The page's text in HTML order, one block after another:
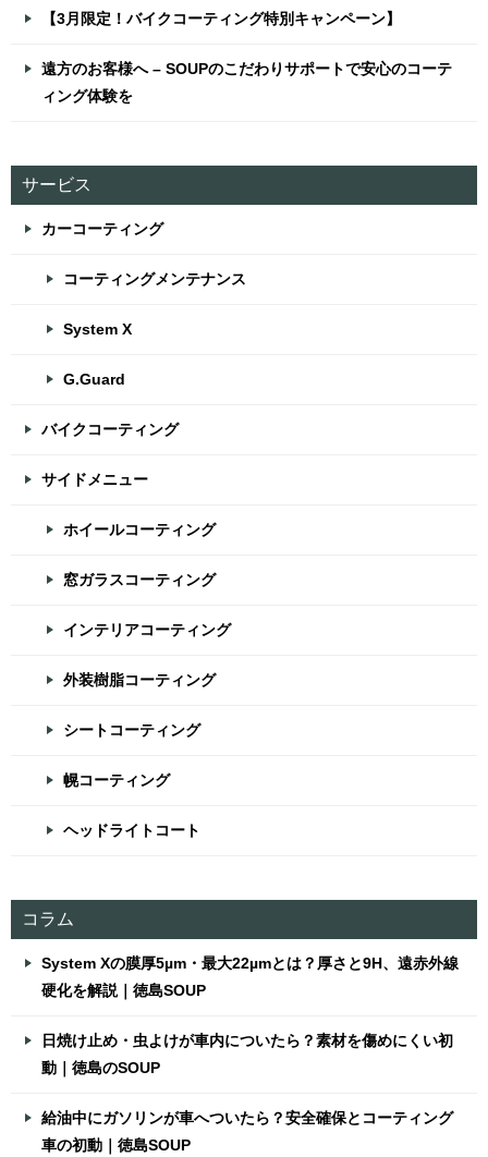
【3月限定！バイクコーティング特別キャンペーン】
遠方のお客様へ – SOUPのこだわりサポートで安心のコーテ
ィング体験を
サービス
カーコーティング
コーティングメンテナンス
System X
G.Guard
バイクコーティング
サイドメニュー
ホイールコーティング
窓ガラスコーティング
インテリアコーティング
外装樹脂コーティング
シートコーティング
幌コーティング
ヘッドライトコート
コラム
System Xの膜厚5µm・最大22µmとは？厚さと9H、遠赤外線
硬化を解説｜徳島SOUP
日焼け止め・虫よけが車内についたら？素材を傷めにくい初
動｜徳島のSOUP
給油中にガソリンが車へついたら？安全確保とコーティング
車の初動｜徳島SOUP